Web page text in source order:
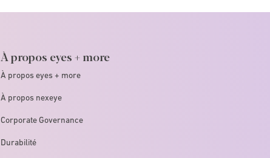
À propos eyes + more
À propos eyes + more
À propos nexeye
Corporate Governance
Durabilité